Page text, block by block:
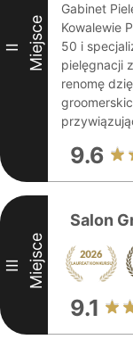
II Miejsce
Gabinet
Kowalewie
50 i
pielęgnacji
renomę
9.6
III Miejsce
Salon
9.1